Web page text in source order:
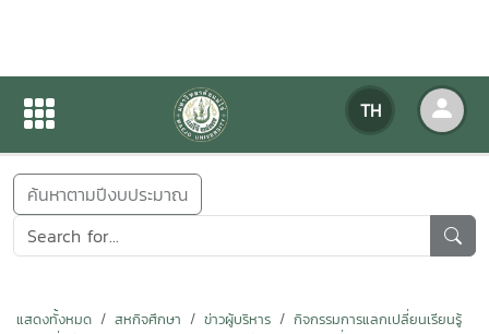
TH
ข่าวสารกิจกรรม
ค้นหาตามปีงบประมาณ
แสดงทั้งหมด สหกิจศึกษา ข่าวผู้บริหาร
กิจกรรมการแลกเปลี่ยนเรียนรู้